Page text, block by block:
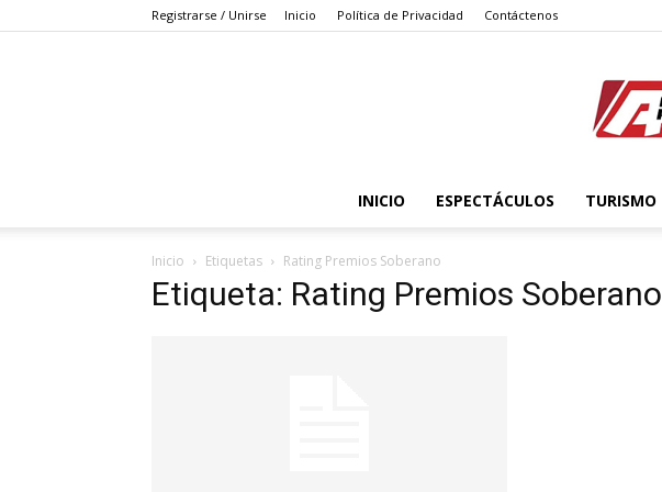
Registrarse / Unirse Inicio Política de Privacidad Contáctenos
INICIO ESPECTÁCULOS TURISMO
Inicio Etiquetas Rating Premios Soberano
Etiqueta: Rating Premios Soberano